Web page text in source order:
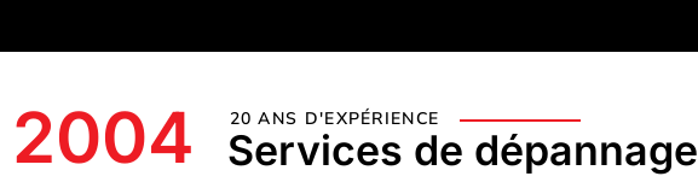
2004 20 ANS D'EXPÉRIENCE
Services de dépannage